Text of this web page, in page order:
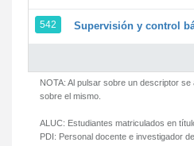
542 Supervisión y control
NOTA: Al pulsar sobre un descriptor
sobre el mismo.
ALUC: Estudiantes matriculados en
PDI: Personal docente e investigador